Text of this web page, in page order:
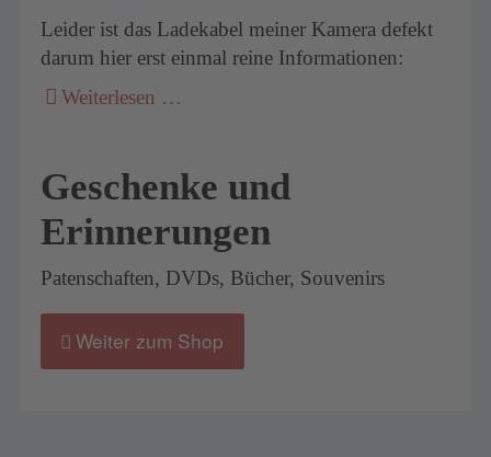
Leider ist das Ladekabel meiner Kamera defekt
darum hier erst einmal reine Informationen:
Weiterlesen …
Geschenke und
Erinnerungen
Patenschaften, DVDs, Bücher, Souvenirs
Weiter zum Shop